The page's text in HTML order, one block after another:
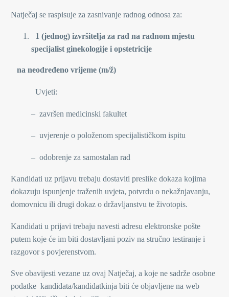
Natječaj se raspisuje za zasnivanje radnog odnosa za:
1 (jednog) izvršitelja za rad na radnom mjestu
specijalist ginekologije i opstetricije
na neodređeno vrijeme (m/ž)
Uvjeti:
– završen medicinski fakultet
– uvjerenje o položenom specijalističkom ispitu
– odobrenje za samostalan rad
Kandidati uz prijavu trebaju dostaviti preslike dokaza kojima
dokazuju ispunjenje traženih uvjeta, potvrdu o nekažnjavanju,
domovnicu ili drugi dokaz o državljanstvu te životopis.
Kandidati u prijavi trebaju navesti adresu elektronske pošte
putem koje će im biti dostavljani poziv na stručno testiranje i
razgovor s povjerenstvom.
Sve obavijesti vezane uz ovaj Natječaj, a koje ne sadrže osobne
podatke kandidata/kandidatkinja biti će objavljene na web